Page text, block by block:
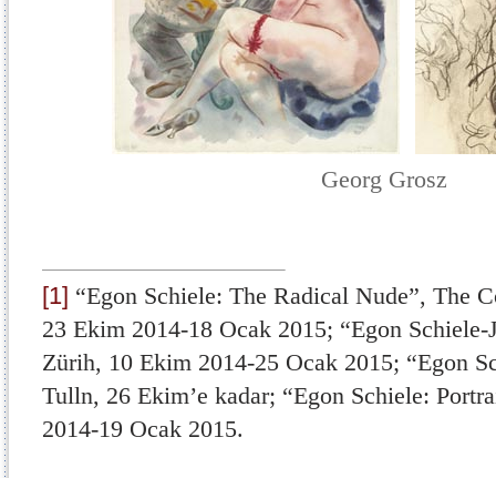
Georg Grosz
[1] “Egon Schiele: The Radical Nude”, The
23 Ekim 2014-18 Ocak 2015; “Egon
Zürih, 10 Ekim 2014-25 Ocak 2015; “Egon
Tulln, 26 Ekim’e kadar; “Egon Schiele:
2014-19 Ocak 2015.